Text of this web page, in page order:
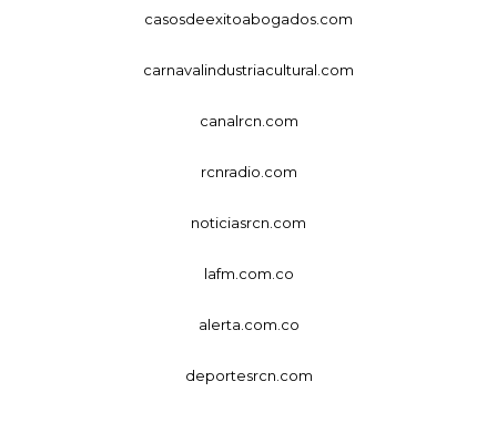
casosdeexitoabogados.com
carnavalindustriacultural.com
canalrcn.com
rcnradio.com
noticiasrcn.com
lafm.com.co
alerta.com.co
deportesrcn.com